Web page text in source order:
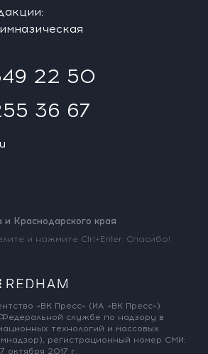
22 50
36 67
Краснодарского края
и нажмите Ctrl+Enter. Спасибо!
«ВК Пресс» (ИА «ВК Пресс»)
службе по надзору в
технологий и массовых
регистрационный номер СМИ:
октября 2017 г.